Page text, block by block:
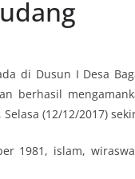
di Dusun I Desa
berhasil
(12/12/2017)
1981, islam,